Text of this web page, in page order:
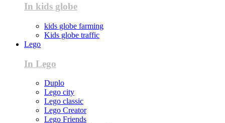
In kids globe
kids globe farming
Kids globe traffic
Lego
In Lego
Duplo
Lego city
Lego classic
Lego Creator
Lego Friends